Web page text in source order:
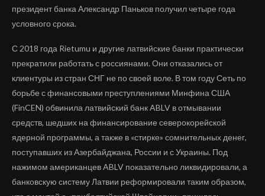
президент банка Александр Паньков получил четыре года
условного срока.
С 2018 года Rietumu и другие латвийские банки практически
прекратили работать с россиянами. Они отказались от
клиентуры из стран СНГ не по своей воле. В том году Сеть по
борьбе с финансовыми преступлениями Минфина США
(FinCEN) обвинила латвийский банк ABLV в отмывании
средств, шедших на финансирование северокорейской
ядерной программы, а также в «стирке» сомнительных денег,
поступавших из Азербайджана, России и с Украины. Под
нажимом американцев ABLV показательно ликвидировали, а
банковскую систему Латвии реформировали таким образом,